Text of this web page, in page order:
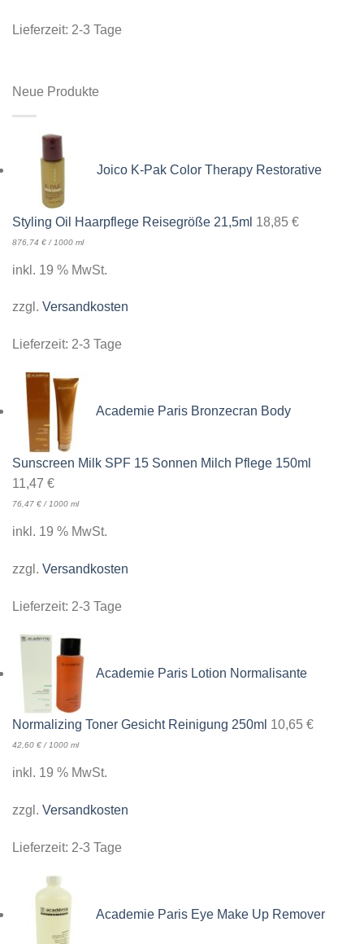
Lieferzeit: 2-3 Tage
Neue Produkte
Joico K-Pak Color Therapy Restorative
Styling Oil Haarpflege Reisegröße 21,5ml 18,85 €
876,74 € / 1000 ml
inkl. 19 % MwSt.
zzgl. Versandkosten
Lieferzeit: 2-3 Tage
Academie Paris Bronzecran Body
Sunscreen Milk SPF 15 Sonnen Milch Pflege 150ml
11,47 €
76,47 € / 1000 ml
inkl. 19 % MwSt.
zzgl. Versandkosten
Lieferzeit: 2-3 Tage
Academie Paris Lotion Normalisante
Normalizing Toner Gesicht Reinigung 250ml 10,65 €
42,60 €/1000 ml
inkl. 19 % MwSt.
zzgl. Versandkosten
Lieferzeit: 2-3 Tage
Academie Paris Eye Make Up Remover